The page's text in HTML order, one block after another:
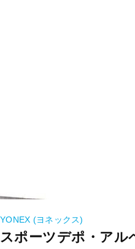
YONEX (ヨネックス)
スポーツデポ・アル